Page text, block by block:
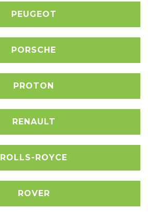
PEUGEOT
PORSCHE
PROTON
RENAULT
ROLLS-ROYCE
ROVER